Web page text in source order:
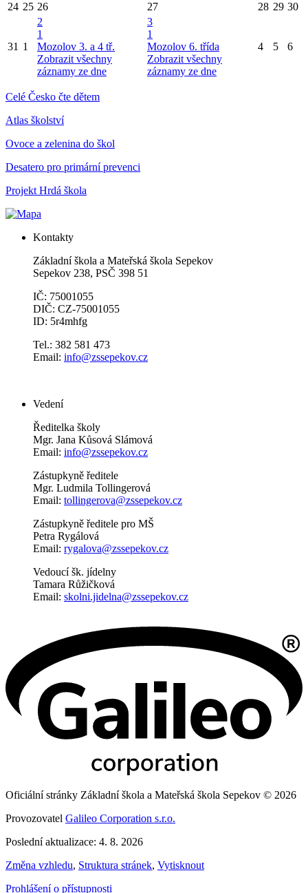
24 25 26 27 28 29 30
31 1
2
1
Mozolov 3. a 4 tř.
Zobrazit všechny
záznamy ze dne
3
1
Mozolov 6. třída
Zobrazit všechny
záznamy ze dne
4 5 6
Celé Česko čte dětem
Atlas školství
Ovoce a zelenina do škol
Desatero pro primární prevenci
Projekt Hrdá škola
Kontakty
Základní škola a Mateřská škola Sepekov
Sepekov 238, PSČ 398 51
IČ: 75001055
DIČ: CZ-75001055
ID: 5r4mhfg
Tel.: 382 581 473
Email: info@zssepekov.cz
Vedení
Ředitelka školy
Mgr. Jana Kůsová Slámová
Email: info@zssepekov.cz
Zástupkyně ředitele
Mgr. Ludmila Tollingerová
Email: tollingerova@zssepekov.cz
Zástupkyně ředitele pro MŠ
Petra Rygálová
Email: rygalova@zssepekov.cz
Vedoucí šk. jídelny
Tamara Růžičková
Email: skolni.jidelna@zssepekov.cz
Oficiální stránky Základní škola a Mateřská škola Sepekov © 2026
Provozovatel Galileo Corporation s.r.o.
Poslední aktualizace: 4. 8. 2026
Změna vzhledu, Struktura stránek, Vytisknout
Prohlášení o přístupnosti